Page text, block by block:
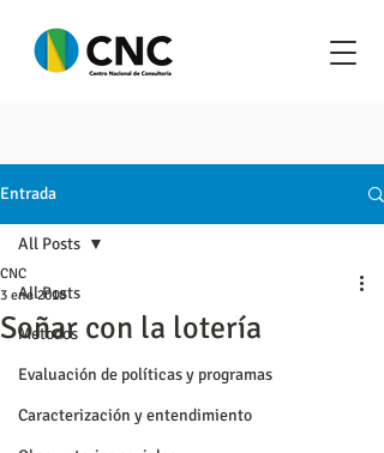
Entrada
All Posts
Metodos
Evaluación de políticas y programas
Caracterización y entendimiento
All Posts
Soñar con la lotería
CNC
3 ene 2018